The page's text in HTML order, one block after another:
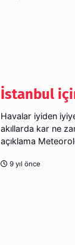
İstanbul
Havalar iyiden
akıllarda kar ne
açıklama
9 yıl önce